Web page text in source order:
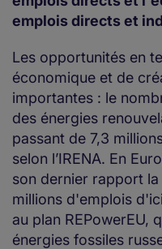
emplois directs et
Les opportunités en
économique et de
importantes : le
des énergies
passant de 7,3
selon l’IRENA. En
son dernier rapport
millions d'emplois
au plan REPowerEU,
énergies fossiles